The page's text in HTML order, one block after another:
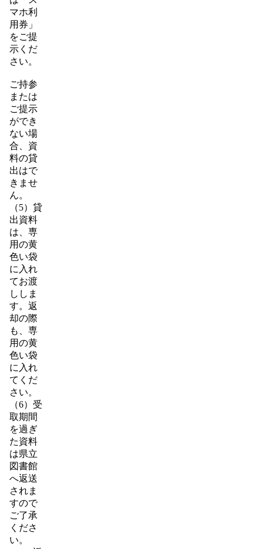
マホ利
用券」
をご提
示くだ
さい。
ご持参
または
ご提示
ができ
ない場
合、資
料の貸
出はで
きませ
ん。
（5）貸
出資料
は、専
用の黄
色い袋
に入れ
てお渡
ししま
す。返
却の際
も、専
用の黄
色い袋
に入れ
てくだ
さい。
（6）受
取期間
を過ぎ
た資料
は県立
図書館
へ返送
されま
すので
ご了承
くださ
い。